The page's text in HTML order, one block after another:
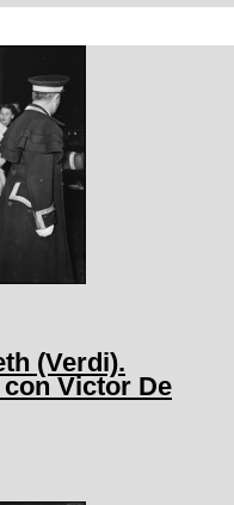
(Verdi).
Victor De